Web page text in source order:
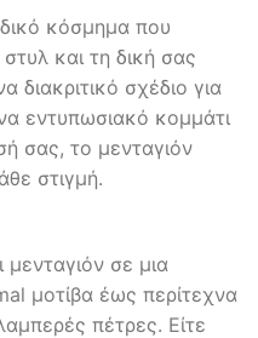
κόσμημα που
και τη δική σας
διακριτικό σχέδιο για
εντυπωσιακό κομμάτι
σας, το μενταγιόν
στιγμή.
σε μια
μοτίβα έως περίτεχνα
πέτρες. Είτε